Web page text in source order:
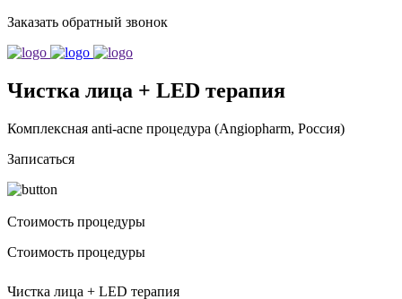
Заказать обратный звонок
Чистка лица + LED терапия
Комплексная anti-acne процедура (Angiopharm, Россия)
Записаться
Стоимость процедуры
Стоимость процедуры
Чистка лица + LED терапия